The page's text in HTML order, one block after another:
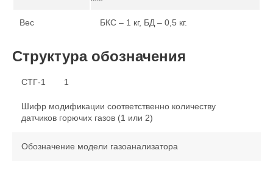
Вес БКС – 1 кг, БД – 0,5 кг.
Структура обозначения
СТГ-1 1
Шифр модификации соответственно количеству
датчиков горючих газов (1 или 2)
Обозначение модели газоанализатора